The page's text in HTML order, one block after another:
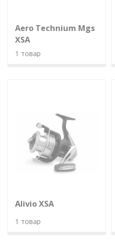
Aero Technium Mgs
XSA
1 товар
Alivio XSA
1 товар